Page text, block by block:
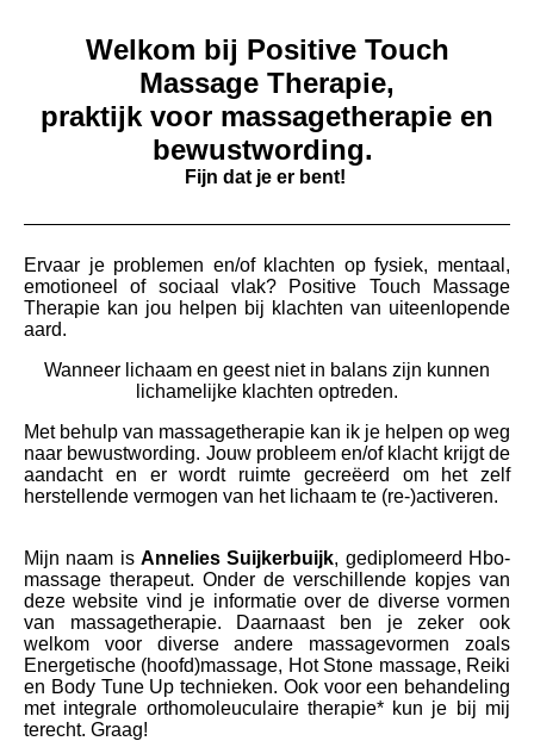
Welkom bij Positive Touch
Massage Therapie,
praktijk voor massagetherapie en
bewustwording.
Fijn dat je er bent!
Ervaar je problemen en/of klachten op fysiek, mentaal,
emotioneel of sociaal vlak? Positive Touch Massage
Therapie kan jou helpen bij klachten van uiteenlopende
aard.
Wanneer lichaam en geest niet in balans zijn kunnen
lichamelijke klachten optreden.
Met behulp van massagetherapie kan ik je helpen op weg
naar bewustwording. Jouw probleem en/of klacht krijgt de
aandacht en er wordt ruimte gecreëerd om het zelf
herstellende vermogen van het lichaam te (re-)activeren.
Mijn naam is Annelies Suijkerbuijk, gediplomeerd Hbo-
massage therapeut. Onder de verschillende kopjes van
deze website vind je informatie over de diverse vormen
van massagetherapie. Daarnaast ben je zeker ook
welkom voor diverse andere massagevormen zoals
Energetische (hoofd)massage, Hot Stone massage, Reiki
en Body Tune Up technieken. Ook voor een behandeling
met integrale orthomoleuculaire therapie* kun je bij mij
terecht. Graag!